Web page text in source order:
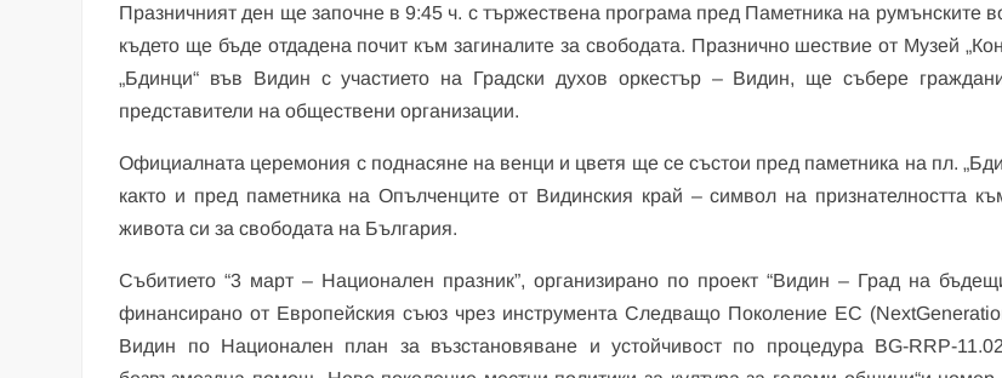
Празничният ден ще започне в 9:45 ч. с тържествена програма пред Паметника на румънските
където ще бъде отдадена почит към загиналите за свободата. Празнично шествие от Музей
„Бдинци“ във Видин с участието на Градски духов оркестър – Видин, ще събере
представители на обществени организации.
Официалната церемония с поднасяне на венци и цветя ще се състои пред паметника на пл.
както и пред паметника на Опълченците от Видинския край – символ на признателността
живота си за свободата на България.
Събитието “3 март – Национален празник”, организирано по проект “Видин – Град на
финансирано от Европейския съюз чрез инструмента Следващо Поколение ЕС
Видин по Национален план за възстановяване и устойчивост по процедура BG-RRP-